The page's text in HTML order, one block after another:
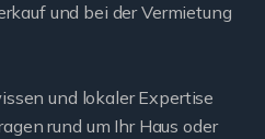
und bei der Vermietung
und lokaler Expertise
rund um Ihr Haus oder